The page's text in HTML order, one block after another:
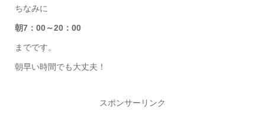
ちなみに
朝7：00～20：00
までです。
朝早い時間でも大丈夫！
スポンサーリンク